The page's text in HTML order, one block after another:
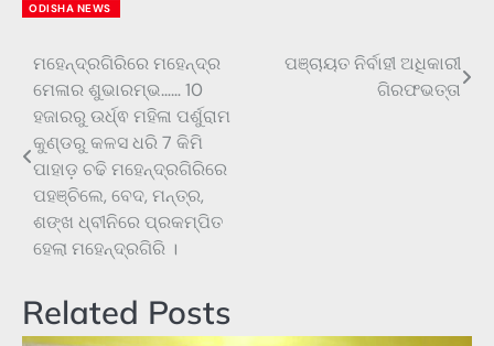
ODISHA NEWS
Post
navigation
ମହେନ୍ଦ୍ରଗିରିରେ ମହେନ୍ଦ୍ର
ମେଳାର ଶୁଭାରମ୍ଭ…… 10
ହଜାରରୁ ଉର୍ଧ୍ଵ ମହିଳା ପର୍ଶୁରାମ
କୁଣ୍ଡରୁ କଳସ ଧରି 7 କିମି
ପାହାଡ଼ ଚଢି ମହେନ୍ଦ୍ରଗିରିରେ
ପହଞ୍ଚିଲେ, ବେଦ, ମନ୍ତ୍ର,
ଶଙ୍ଖ ଧ୍ବୀନିରେ ପ୍ରକମ୍ପିତ
ହେଲା ମହେନ୍ଦ୍ରଗିରି ।
ପଞ୍ଚାୟତ ନିର୍ବାହୀ ଅଧିକାରୀ
ଗିରଫଭତ୍ତା
Related Posts